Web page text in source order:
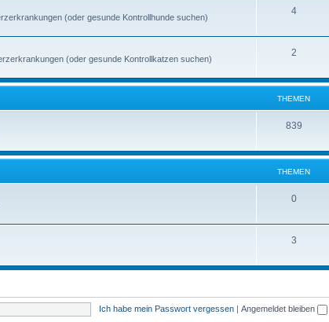
(oder gesunde Kontrollhunde suchen)
4
(oder gesunde Kontrollkatzen suchen)
2
THEMEN
839
THEMEN
0
3
Ich habe mein Passwort vergessen | Angemeldet bleiben